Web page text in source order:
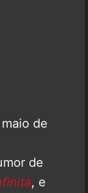
de
de
, e